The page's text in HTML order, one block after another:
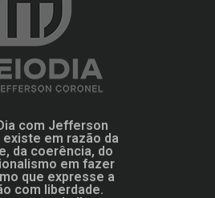
com Jefferson
existe em razão da
da coerência, do
em fazer
que expresse a
com liberdade.